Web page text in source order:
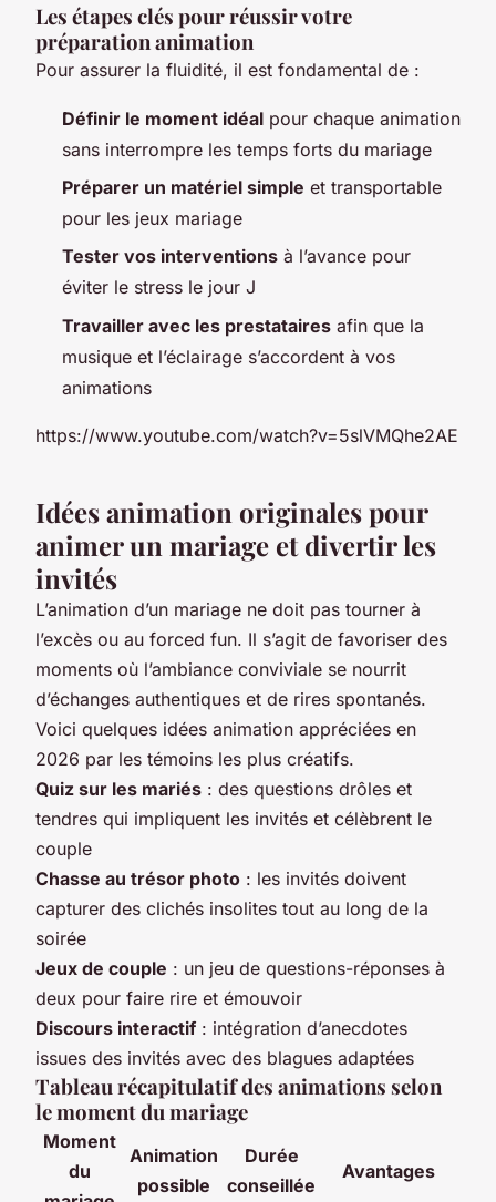
Les étapes clés pour réussir votre
préparation animation
Pour assurer la fluidité, il est fondamental de :
Définir le moment idéal pour chaque animation
sans interrompre les temps forts du mariage
Préparer un matériel simple et transportable
pour les jeux mariage
Tester vos interventions à l’avance pour
éviter le stress le jour J
Travailler avec les prestataires afin que la
musique et l’éclairage s’accordent à vos
animations
https://www.youtube.com/watch?v=5slVMQhe2AE
Idées animation originales pour
animer un mariage et divertir les
invités
L’animation d’un mariage ne doit pas tourner à
l’excès ou au forced fun. Il s’agit de favoriser des
moments où l’ambiance conviviale se nourrit
d’échanges authentiques et de rires spontanés.
Voici quelques idées animation appréciées en
2026 par les témoins les plus créatifs.
Quiz sur les mariés : des questions drôles et
tendres qui impliquent les invités et célèbrent le
couple
Chasse au trésor photo : les invités doivent
capturer des clichés insolites tout au long de la
soirée
Jeux de couple : un jeu de questions-réponses à
deux pour faire rire et émouvoir
Discours interactif : intégration d’anecdotes
issues des invités avec des blagues adaptées
Tableau récapitulatif des animations selon
le moment du mariage
Moment
du
Animation
possible
Durée
conseillée
Avantages